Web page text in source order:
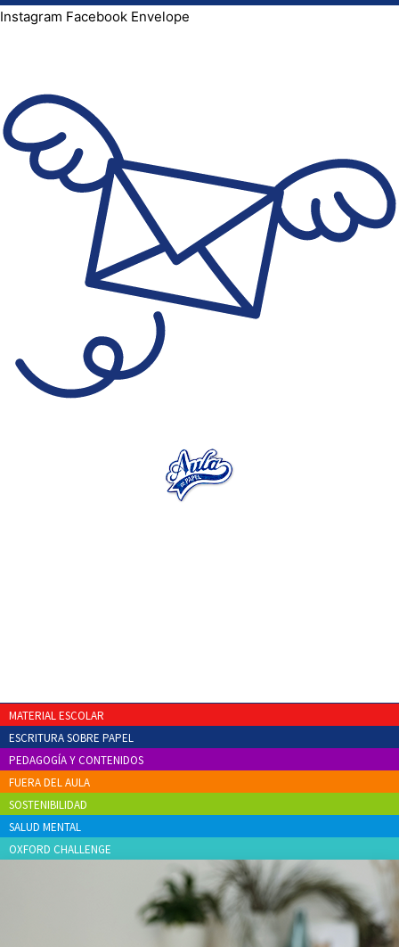
Instagram Facebook Envelope
MATERIAL ESCOLAR
ESCRITURA SOBRE PAPEL
PEDAGOGÍA Y CONTENIDOS
FUERA DEL AULA
SOSTENIBILIDAD
SALUD MENTAL
OXFORD CHALLENGE